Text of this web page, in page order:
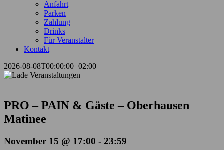
Anfahrt
Parken
Zahlung
Drinks
Für Veranstalter
Kontakt
2026-08-08T00:00:00+02:00
PRO – PAIN & Gäste – Oberhausen
Matinee
November 15 @ 17:00 - 23:59